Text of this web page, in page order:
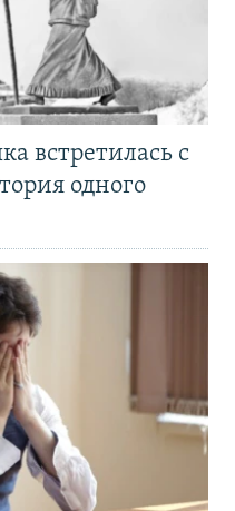
встретилась с
одного